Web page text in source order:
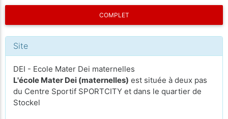
COMPLET
Site
DEI - Ecole Mater Dei maternelles
L'école Mater Dei (maternelles) est située à deux pas
du Centre Sportif SPORTCITY et dans le quartier de
Stockel